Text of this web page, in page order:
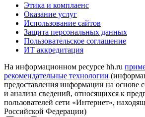
Этика и комплаенс
Оказание услуг
Использование сайтов
Защита персональных данных
Пользовательское соглашение
ИТ аккредитация
На информационном ресурсе hh.ru
рекомендательные технологии
предоставления информации на основе
и анализа сведений, относящихся к
пользователей сети «Интернет»,
Российской Федерации)